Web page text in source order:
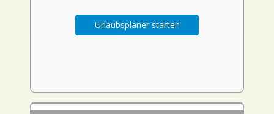
Urlaubsplaner starten